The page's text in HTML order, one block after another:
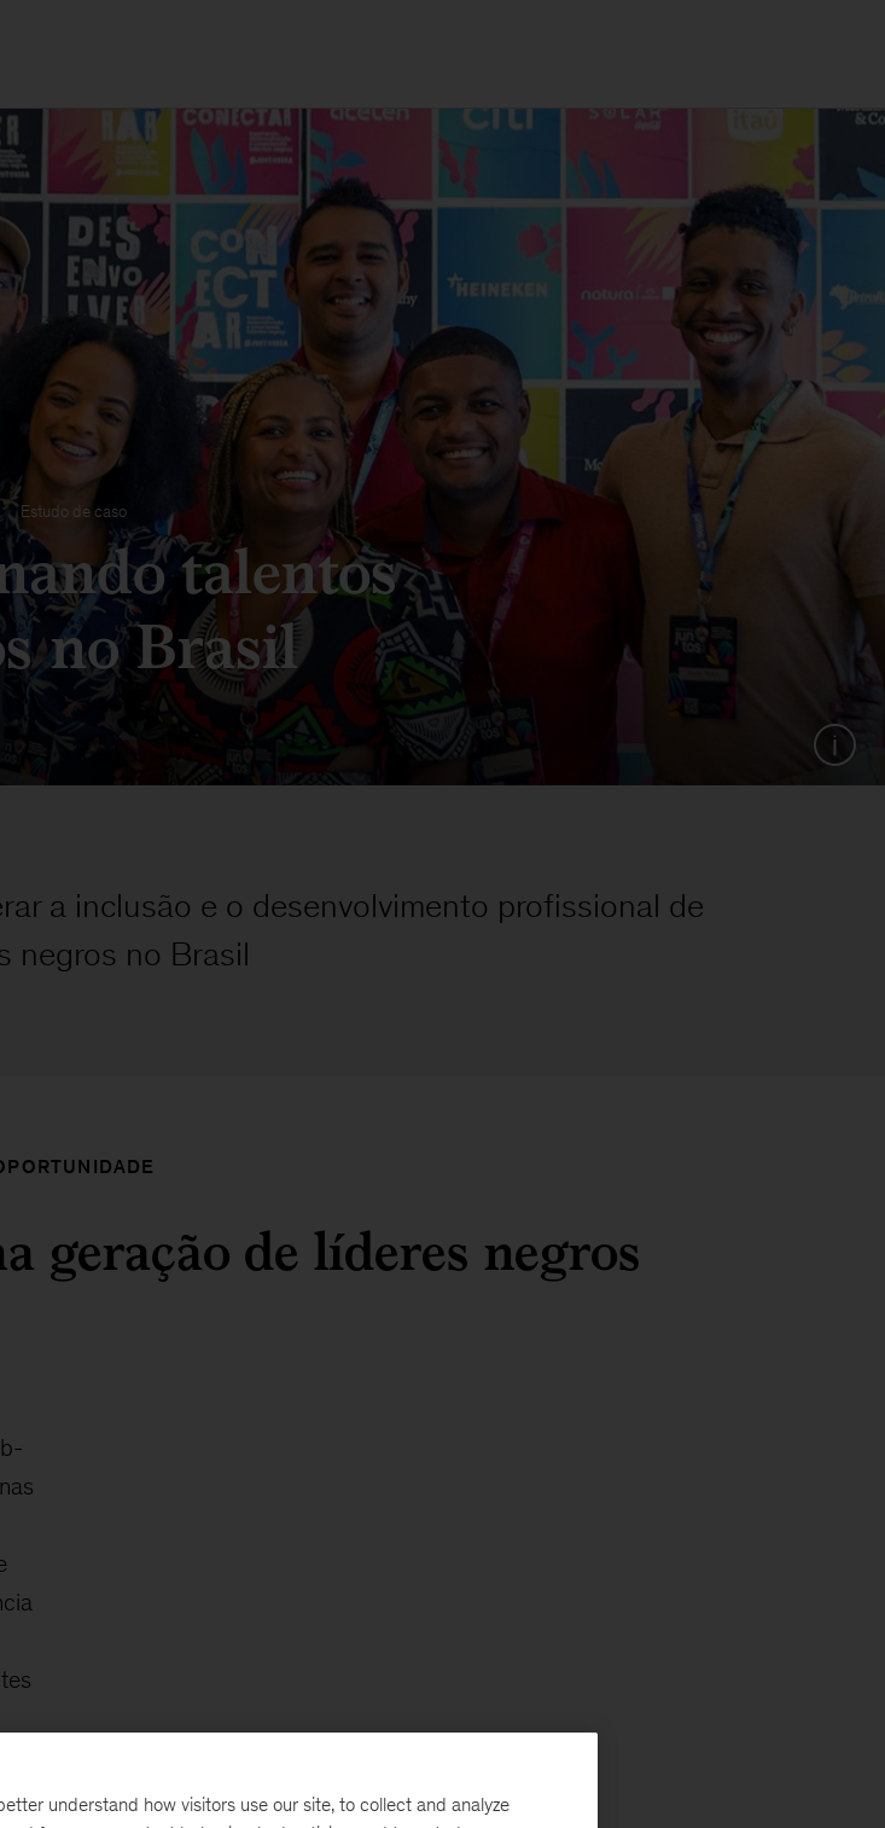
Estudo de caso
talentos
no Brasil
a inclusão e o desenvolvimento profissional de
negros no Brasil
geração de líderes negros
understand how visitors use our site, to collect and analyze